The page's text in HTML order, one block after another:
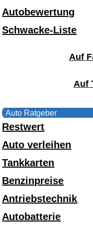
Autobewertung
Schwacke-Liste
Auf
Auf
Auto Ratgeber
Restwert
Auto verleihen
Tankkarten
Benzinpreise
Antriebstechnik
Autobatterie